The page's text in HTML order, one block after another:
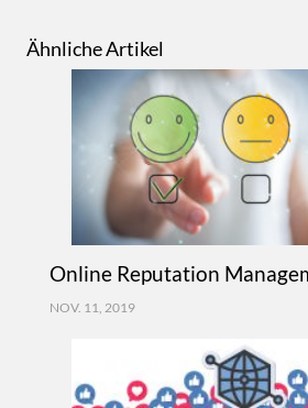
Ähnliche Artikel
Online Reputation
NOV. 11, 2019